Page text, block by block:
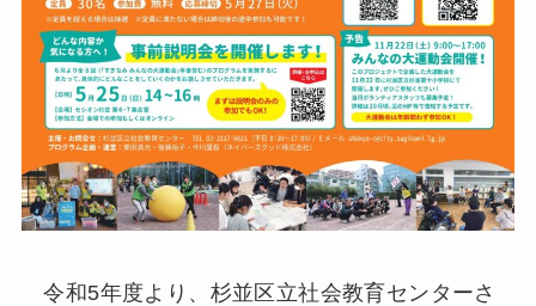
令和5年度より、杉並区立社会教育センターさ